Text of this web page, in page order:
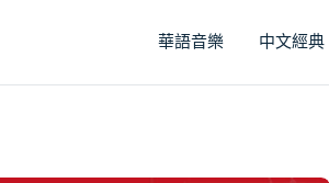
華語音樂 中文經典